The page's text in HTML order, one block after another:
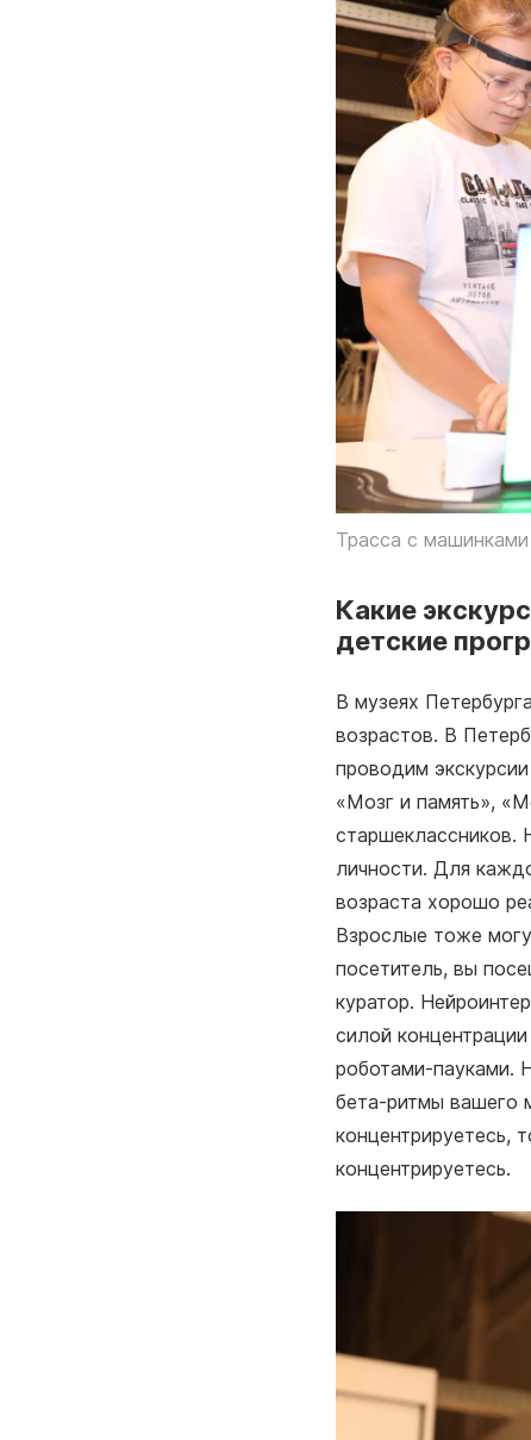
Трасса с машинками
Какие
детские
В музеях
возрастов. В
проводим
«Мозг и память»,
старшеклассников.
личности. Для
возраста хорошо
Взрослые тоже
посетитель, вы
куратор.
силой
роботами-пауками.
бета-ритмы вашего
концентрируетесь,
концентрируетесь.